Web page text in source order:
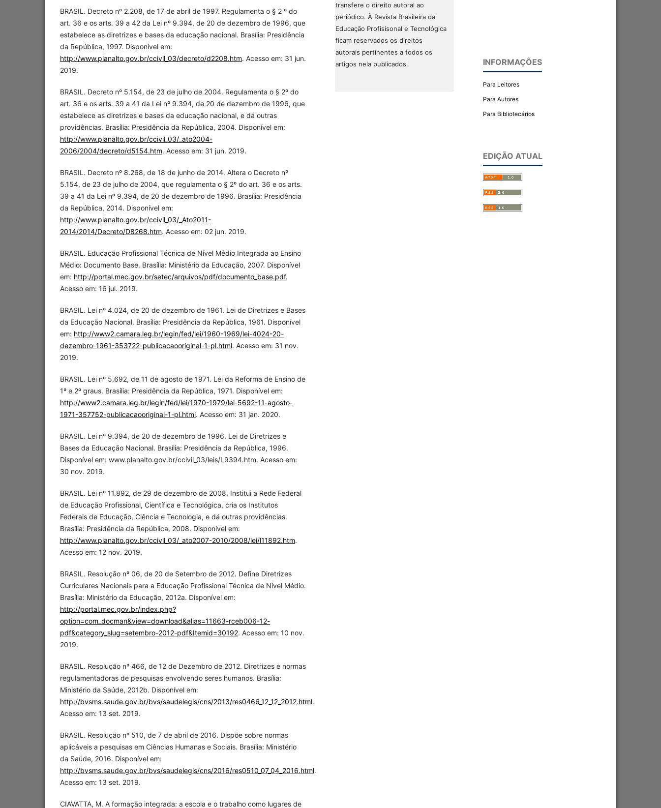
BRASIL. Decreto nº 2.208, de 17 de abril de 1997. Regulamenta o § 2 º do
art. 36 e os arts. 39 a 42 da Lei nº 9.394, de 20 de dezembro de 1996, que
estabelece as diretrizes e bases da educação nacional. Brasília: Presidência
da República, 1997. Disponível em:
http://www.planalto.gov.br/ccivil_03/decreto/d2208.htm. Acesso em: 31 jun.
2019.
BRASIL. Decreto nº 5.154, de 23 de julho de 2004. Regulamenta o § 2º do
art. 36 e os arts. 39 a 41 da Lei nº 9.394, de 20 de dezembro de 1996, que
estabelece as diretrizes e bases da educação nacional, e dá outras
providências. Brasília: Presidência da República, 2004. Disponível em:
http://www.planalto.gov.br/ccivil_03/_ato2004-
2006/2004/decreto/d5154.htm. Acesso em: 31 jun. 2019.
BRASIL. Decreto nº 8.268, de 18 de junho de 2014. Altera o Decreto nº
5.154, de 23 de julho de 2004, que regulamenta o § 2º do art. 36 e os arts.
39 a 41 da Lei nº 9.394, de 20 de dezembro de 1996. Brasília: Presidência
da República, 2014. Disponível em:
http://www.planalto.gov.br/ccivil_03/_Ato2011-
2014/2014/Decreto/D8268.htm. Acesso em: 02 jun. 2019.
BRASIL. Educação Profissional Técnica de Nível Médio Integrada ao Ensino
Médio: Documento Base. Brasília: Ministério da Educação, 2007. Disponível
em: http://portal.mec.gov.br/setec/arquivos/pdf/documento_base.pdf.
Acesso em: 16 jul. 2019.
BRASIL. Lei nº 4.024, de 20 de dezembro de 1961. Lei de Diretrizes e Bases
da Educação Nacional. Brasília: Presidência da República, 1961. Disponível
em: http://www2.camara.leg.br/legin/fed/lei/1960-1969/lei-4024-20-
dezembro-1961-353722-publicacaooriginal-1-pl.html. Acesso em: 31 nov.
2019.
BRASIL. Lei nº 5.692, de 11 de agosto de 1971. Lei da Reforma de Ensino de
1º e 2º graus. Brasília: Presidência da República, 1971. Disponível em:
http://www2.camara.leg.br/legin/fed/lei/1970-1979/lei-5692-11-agosto-
1971-357752-publicacaooriginal-1-pl.html. Acesso em: 31 jan. 2020.
BRASIL. Lei nº 9.394, de 20 de dezembro de 1996. Lei de Diretrizes e
Bases da Educação Nacional. Brasília: Presidência da República, 1996.
Disponível em: www.planalto.gov.br/ccivil_03/leis/L9394.htm. Acesso em:
30 nov. 2019.
BRASIL. Lei nº 11.892, de 29 de dezembro de 2008. Institui a Rede Federal
de Educação Profissional, Científica e Tecnológica, cria os Institutos
Federais de Educação, Ciência e Tecnologia, e dá outras providências.
Brasília: Presidência da República, 2008. Disponível em:
http://www.planalto.gov.br/ccivil_03/_ato2007-2010/2008/lei/l11892.htm.
Acesso em: 12 nov. 2019.
BRASIL. Resolução nº 06, de 20 de Setembro de 2012. Define Diretrizes
Curriculares Nacionais para a Educação Profissional Técnica de Nível Médio.
Brasília: Ministério da Educação, 2012a. Disponível em:
http://portal.mec.gov.br/index.php?
option=com_docman&view=download&alias=11663-rceb006-12-
pdf&category_slug=setembro-2012-pdf&Itemid=30192. Acesso em: 10 nov.
2019.
BRASIL. Resolução nº 466, de 12 de Dezembro de 2012. Diretrizes e normas
regulamentadoras de pesquisas envolvendo seres humanos. Brasília:
Ministério da Saúde, 2012b. Disponível em:
http://bvsms.saude.gov.br/bvs/saudelegis/cns/2013/res0466_12_12_2012.html.
Acesso em: 13 set. 2019.
BRASIL. Resolução nº 510, de 7 de abril de 2016. Dispõe sobre normas
aplicáveis a pesquisas em Ciências Humanas e Sociais. Brasília: Ministério
da Saúde, 2016. Disponível em:
http://bvsms.saude.gov.br/bvs/saudelegis/cns/2016/res0510_07_04_2016.html.
Acesso em: 13 set. 2019.
CIAVATTA, M. A formação integrada: a escola e o trabalho como lugares de
transfere o direito autoral ao
periódico. À Revista Brasileira da
Educação Profisisonal e Tecnológica
ficam reservados os direitos
autorais pertinentes a todos os
artigos nela publicados.
INFORMAÇÕES
Para Leitores
Para Autores
Para Bibliotecários
EDIÇÃO ATUAL